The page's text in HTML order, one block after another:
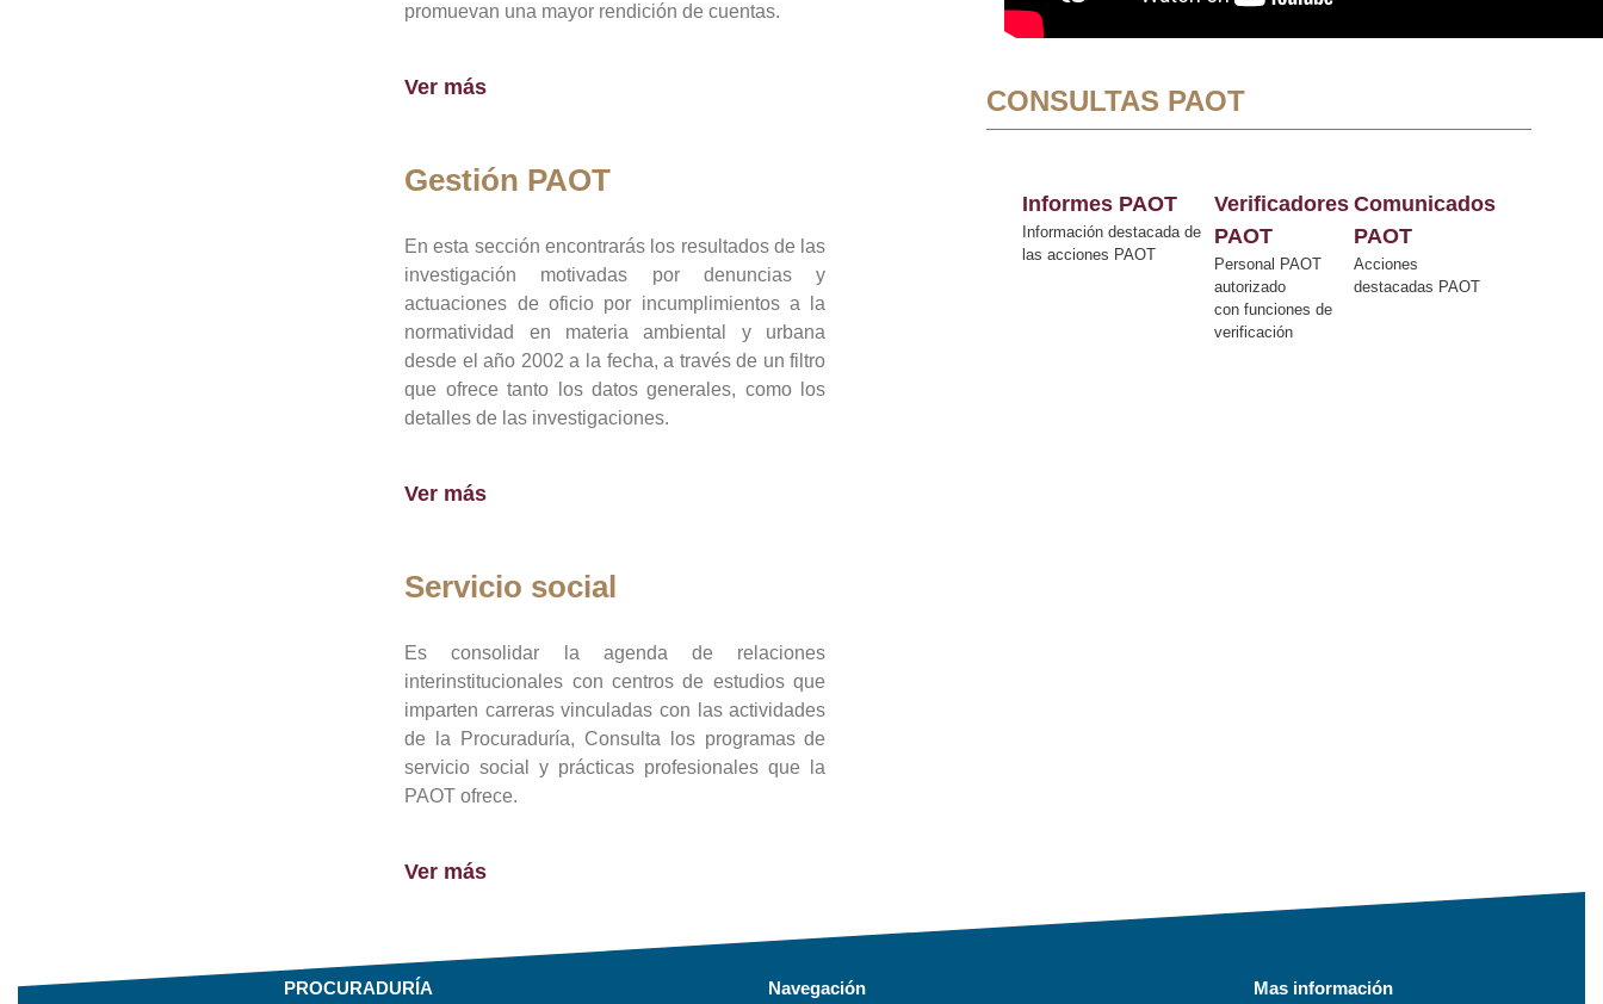
promuevan una mayor rendición de cuentas.
Ver más
Gestión PAOT
En esta sección encontrarás los resultados de las
investigación motivadas por denuncias y
actuaciones de oficio por incumplimientos a la
normatividad en materia ambiental y urbana
desde el año 2002 a la fecha, a través de un filtro
que ofrece tanto los datos generales, como los
detalles de las investigaciones.
Ver más
Servicio social
Es consolidar la agenda de relaciones
interinstitucionales con centros de estudios que
imparten carreras vinculadas con las actividades
de la Procuraduría, Consulta los programas de
servicio social y prácticas profesionales que la
PAOT ofrece.
Ver más
CONSULTAS PAOT
Informes PAOT
Información destacada de
las acciones PAOT
Verificadores
PAOT
Personal PAOT
autorizado
con funciones de
verificación
Comunicados
PAOT
Acciones
destacadas PAOT
PROCURADURÍA Navegación Mas información